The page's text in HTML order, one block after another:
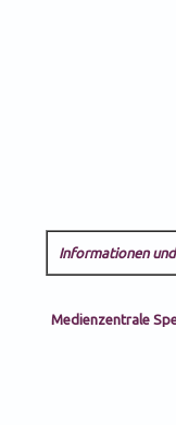
Informationen
Medienzentrale